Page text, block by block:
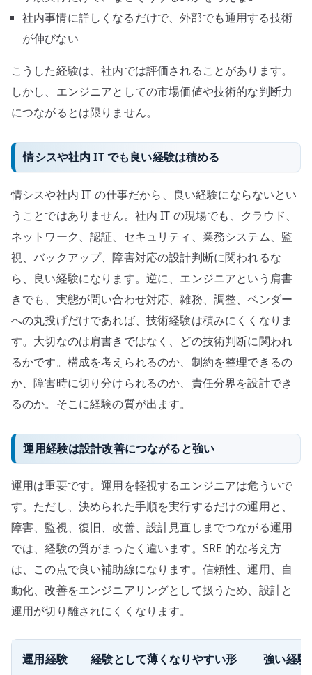
社内事情に詳しくなるだけで、外部でも通用する技術
が伸びない
こうした経験は、社内では評価されることがあります。
しかし、エンジニアとしての市場価値や技術的な判断力
につながるとは限りません。
情シスや社内 IT でも良い経験は積める
情シスや社内 IT の仕事だから、良い経験にならないとい
うことではありません。社内 IT の現場でも、クラウド、
ネットワーク、認証、セキュリティ、業務システム、監
視、バックアップ、障害対応の設計判断に関われるな
ら、良い経験になります。逆に、エンジニアという肩書
きでも、実態が問い合わせ対応、雑務、調整、ベンダー
への丸投げだけであれば、技術経験は積みにくくなりま
す。大切なのは肩書きではなく、どの技術判断に関われ
るかです。構成を考えられるのか、制約を整理できるの
か、障害時に切り分けられるのか、責任分界を設計でき
るのか。そこに経験の質が出ます。
運用経験は設計改善につながると強い
運用は重要です。運用を軽視するエンジニアは危ういで
す。ただし、決められた手順を実行するだけの運用と、
障害、監視、復旧、改善、設計見直しまでつながる運用
では、経験の質がまったく違います。SRE 的な考え方
は、この点で良い補助線になります。信頼性、運用、自
動化、改善をエンジニアリングとして扱うため、設計と
運用が切り離されにくくなります。
運用経験 経験として薄くなりやすい形 強い経験